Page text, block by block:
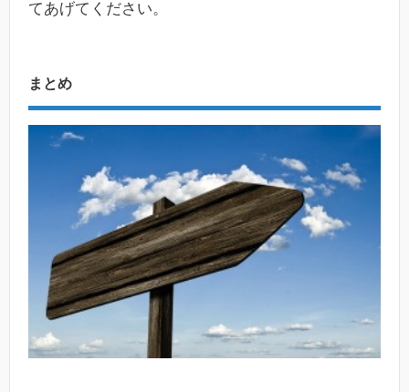
てあげてください。
まとめ